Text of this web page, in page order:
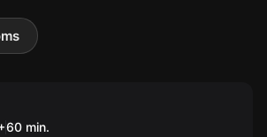
60 min.